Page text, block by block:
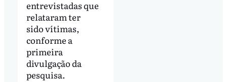
entrevistadas que
relataram ter
sido vítimas,
conforme a
primeira
divulgação da
pesquisa.